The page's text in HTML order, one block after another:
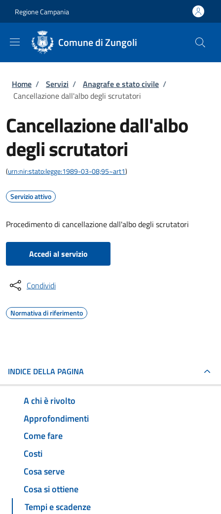
Regione Campania
Comune di Zungoli
Briciole di pane
Home / Servizi / Anagrafe e stato civile /
Cancellazione dall'albo degli scrutatori
Cancellazione dall'albo
degli scrutatori
(urn:nir:stato:legge:1989-03-08;95~art1)
Servizio attivo
Procedimento di cancellazione dall'albo degli scrutatori
Accedi al servizio
Condividi
Normativa di riferimento
INDICE DELLA PAGINA
A chi è rivolto
Approfondimenti
Come fare
Costi
Cosa serve
Cosa si ottiene
Tempi e scadenze